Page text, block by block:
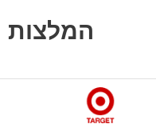
המלצות